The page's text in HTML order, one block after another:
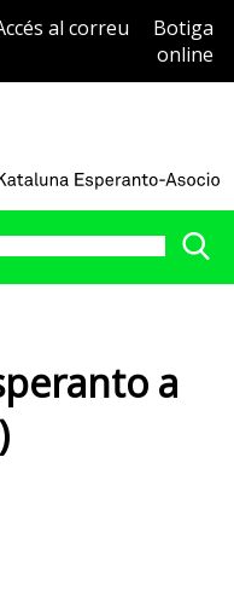
al correu
Botiga
online
a